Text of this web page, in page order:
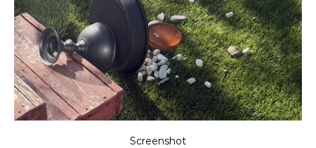
Screenshot